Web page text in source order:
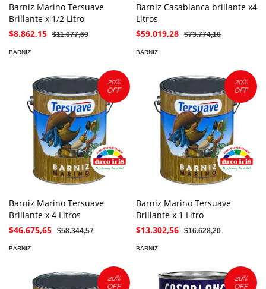
Barniz Marino Tersuave
Brillante x 1/2 Litro
$8.862,15
$11.077,69
BARNIZ
Barniz Casablanca brillante x4
Litros
$59.019,28
$73.774,10
BARNIZ
20%
OFF
Barniz Marino Tersuave
Brillante x 4 Litros
$46.675,65
$58.344,57
BARNIZ
20%
OFF
Barniz Marino Tersuave
Brillante x 1 Litro
$13.302,56
$16.628,20
BARNIZ
20%
OFF
20%
OFF